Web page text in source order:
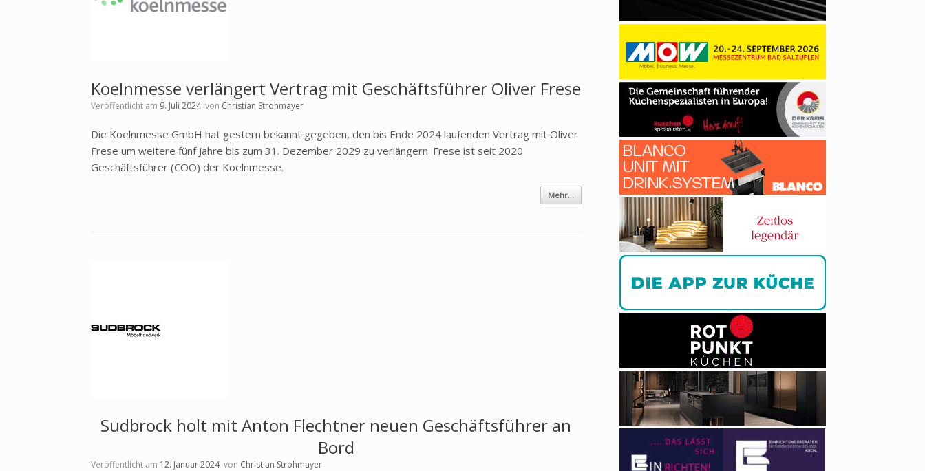
Koelnmesse verlängert Vertrag mit Geschäftsführer Oliver Frese
Veröffentlicht am 9. Juli 2024 von Christian Strohmayer
Die Koelnmesse GmbH hat gestern bekannt gegeben, den bis Ende 2024 laufenden Vertrag mit Oliver
Frese um weitere fünf Jahre bis zum 31. Dezember 2029 zu verlängern. Frese ist seit 2020
Geschäftsführer (COO) der Koelnmesse.
Mehr...
Sudbrock holt mit Anton Flechtner neuen Geschäftsführer an
Bord
Veröffentlicht am 12. Januar 2024 von Christian Strohmayer